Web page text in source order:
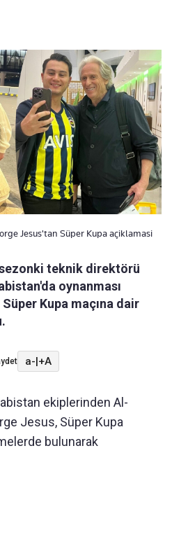
Jesus'tan Süper Kupa açiklamasi
teknik direktörü
oynanması
Kupa maçına dair
a-|+A
ekiplerinden Al-
Jesus, Süper Kupa
bulunarak